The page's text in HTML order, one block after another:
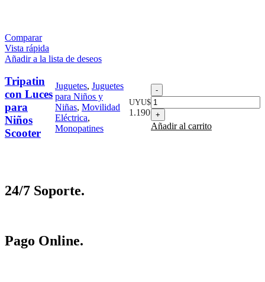
Comparar
Vista rápida
Añadir a la lista de deseos
Tripatin
con Luces
para
Niños
Scooter
Juguetes,Juguetes
para Niños y
Niñas,Movilidad
Eléctrica,
Monopatines
UYU$
1.190
Tripatin
con
Luces
para
Niños
Añadir al carrito
24/7 Soporte.
Pago Online.